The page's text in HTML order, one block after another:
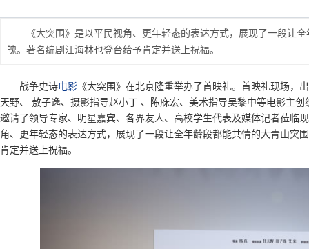
《大突围》是以平民视角、更年轻态的表达方式，展现了一段让
魄。著名编剧汪海林也登台给予肯定并送上祝福。
战争史诗电影 《大突围》在北京隆重举办了首映礼。首映礼现场，
天野、 敖子逸、摄影指导赵小丁 、陈庥宏、美术指导吴黎中等电影主
邀请了领导专家、明星嘉宾、各界友人、高校学生代表及媒体记者莅临
角、更年轻态的表达方式，展现了一段让全年龄段都能共情的大青山突
肯定并送上祝福。